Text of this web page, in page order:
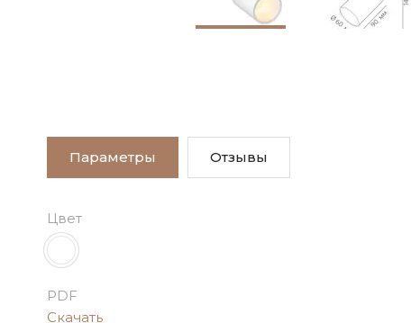
Параметры Отзывы
Цвет
PDF
Скачать